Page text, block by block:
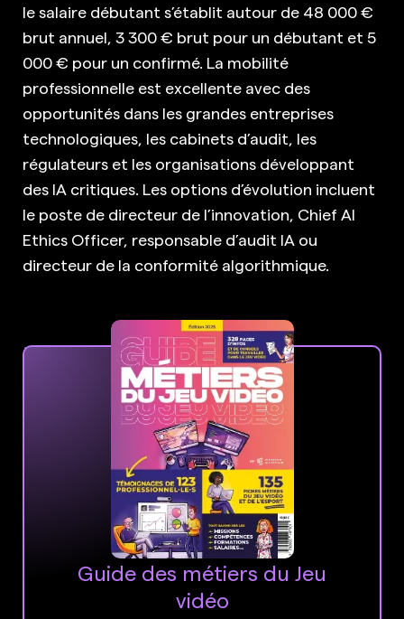
le salaire débutant s’établit autour de 48 000 €
brut annuel, 3 300 € brut pour un débutant et 5
000 € pour un confirmé. La mobilité
professionnelle est excellente avec des
opportunités dans les grandes entreprises
technologiques, les cabinets d’audit, les
régulateurs et les organisations développant
des IA critiques. Les options d’évolution incluent
le poste de directeur de l’innovation, Chief AI
Ethics Officer, responsable d’audit IA ou
directeur de la conformité algorithmique.
Guide des métiers du Jeu
vidéo